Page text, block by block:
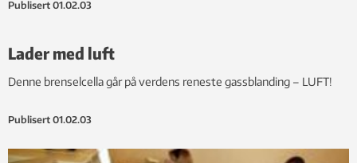
Publisert 01.02.03
Lader med luft
Denne brenselcella går på verdens reneste gassblanding – LUFT!
Publisert 01.02.03